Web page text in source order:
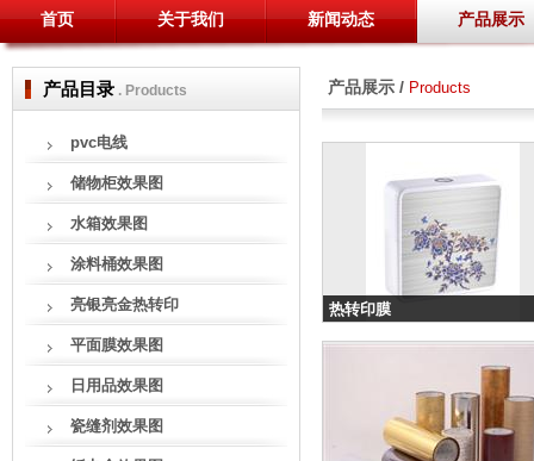
首页 关于我们 新闻动态 产品展示
产品目录 . Products
pvc电线
储物柜效果图
水箱效果图
涂料桶效果图
亮银亮金热转印
平面膜效果图
日用品效果图
瓷缝剂效果图
产品展示 / Products
热转印膜